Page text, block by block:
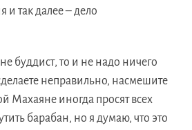
и так далее – дело
буддист, то и не надо ничего
неправильно, насмешите
Махаяне иногда просят всех
барабан, но я думаю, что это